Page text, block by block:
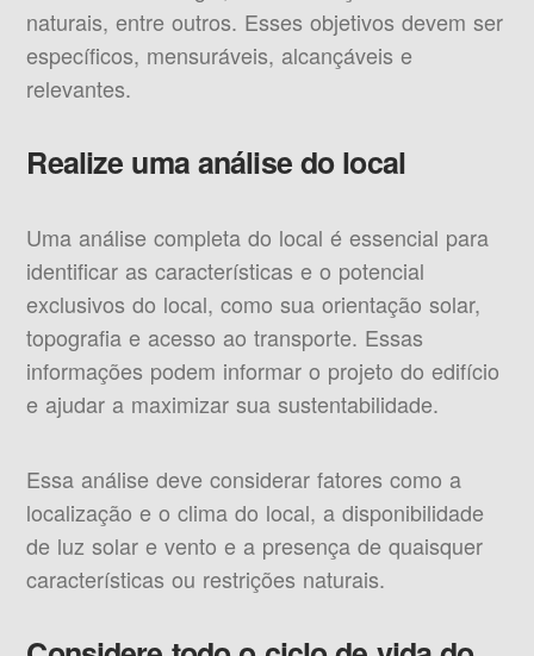
naturais, entre outros. Esses objetivos devem ser
específicos, mensuráveis, alcançáveis e
relevantes.
Realize uma análise do local
Uma análise completa do local é essencial para
identificar as características e o potencial
exclusivos do local, como sua orientação solar,
topografia e acesso ao transporte. Essas
informações podem informar o projeto do edifício
e ajudar a maximizar sua sustentabilidade.
Essa análise deve considerar fatores como a
localização e o clima do local, a disponibilidade
de luz solar e vento e a presença de quaisquer
características ou restrições naturais.